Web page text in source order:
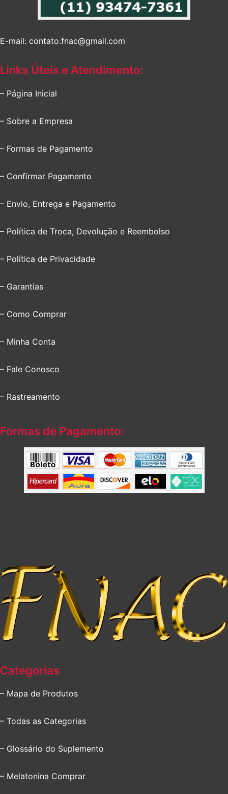
E-mail: contato.fnac@gmail.com
Links Úteis e Atendimento:
– Página Inicial
– Sobre a Empresa
– Formas de Pagamento
– Confirmar Pagamento
– Envio, Entrega e Pagamento
– Política de Troca, Devolução e Reembolso
– Política de Privacidade
– Garantias
– Como Comprar
– Minha Conta
– Fale Conosco
– Rastreamento
Formas de Pagamento:
Categorias
– Mapa de Produtos
– Todas as Categorias
– Glossário do Suplemento
– Melatonina Comprar